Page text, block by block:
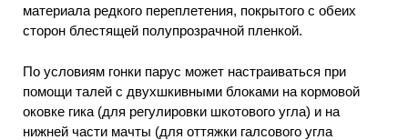
материала редкого переплетения, покрытого с обеих
сторон блестящей полупрозрачной пленкой.
По условиям гонки парус может настраиваться при
помощи талей с двухшкивными блоками на кормовой
оковке гика (для регулировки шкотового угла) и на
нижней части мачты (для оттяжки галсового угла